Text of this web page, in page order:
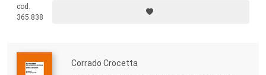
provinciali (SLL, Comuni, Città metropolitane).
cod.
365.838
Corrado Crocetta